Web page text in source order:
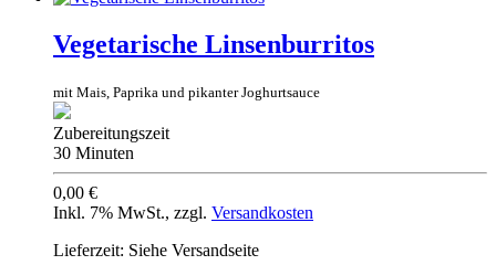
Vegetarische Linsenburritos
mit Mais, Paprika und pikanter Joghurtsauce
Zubereitungszeit
30 Minuten
0,00 €
Inkl. 7% MwSt., zzgl. Versandkosten
Lieferzeit: Siehe Versandseite